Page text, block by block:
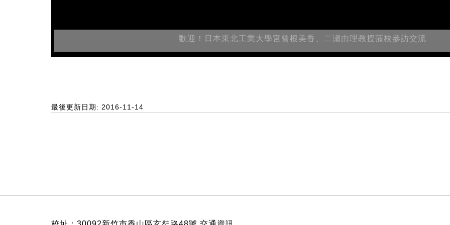
歡迎！日本東北工業大學宮曾根美香、二瀬由理教授蒞校參訪交流
最後更新日期: 2016-11-14